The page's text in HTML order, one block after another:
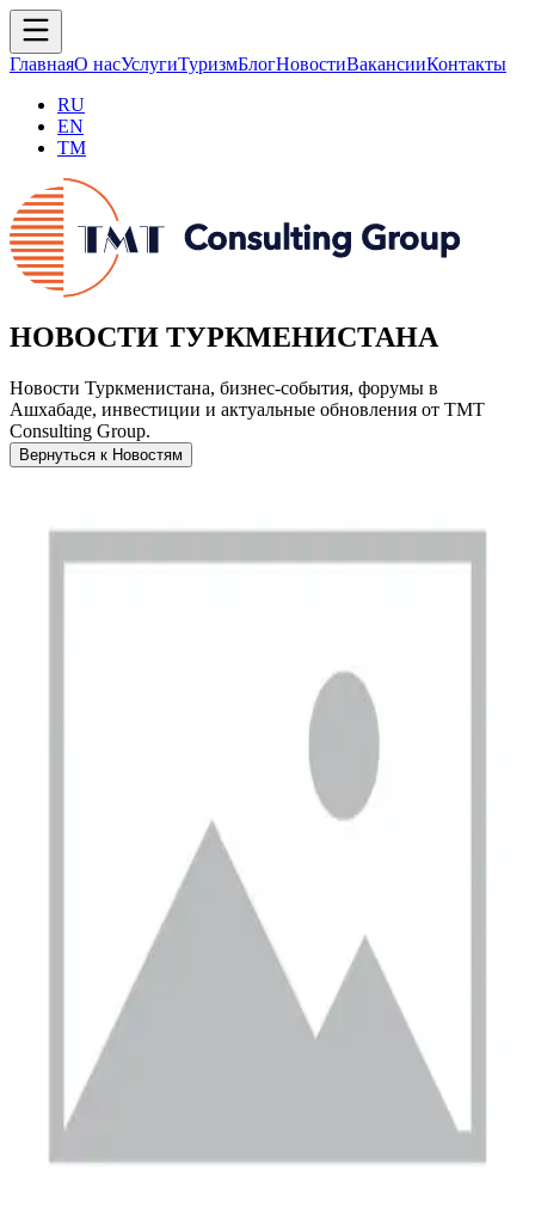
ГлавнаяО насУслугиТуризмБлогНовостиВакансииКонтакты
RU
EN
TM
НОВОСТИ ТУРКМЕНИСТАНА
Новости Туркменистана, бизнес-события, форумы в
Ашхабаде, инвестиции и актуальные обновления от TMT
Consulting Group.
Вернуться к Новостям